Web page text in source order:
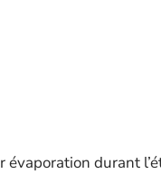
évaporation durant